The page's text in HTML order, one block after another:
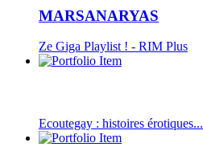
MARSANARYAS
Ze Giga Playlist ! - RIM Plus
Ecoutegay : histoires érotiques...